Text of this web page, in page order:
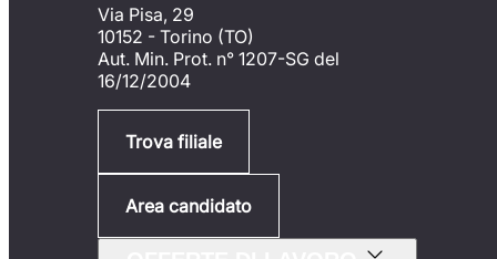
Via Pisa, 29
10152 - Torino (TO)
Aut. Min. Prot. n° 1207-SG del
16/12/2004
Trova filiale
Area candidato